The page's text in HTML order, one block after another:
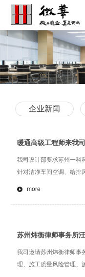
企业新闻
暖通高级工程师来我
我司设计部要求苏州一
针对洁净车间空调、给排
more
苏州炜衡律师事务所
我司邀请苏州炜衡律师事
理、施工质量风险管理、